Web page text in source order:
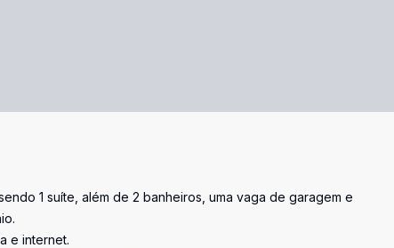
1 suíte, além de 2 banheiros, uma vaga de garagem e
e internet.